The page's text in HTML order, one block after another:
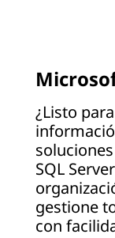
¿Listo
SQL
gestione
con